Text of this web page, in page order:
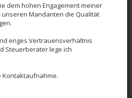
dem hohen Engagement meiner
Mandanten die Qualität
enges Vertrauensverhältnis
Steuerberater lege ich
Kontaktaufnahme.